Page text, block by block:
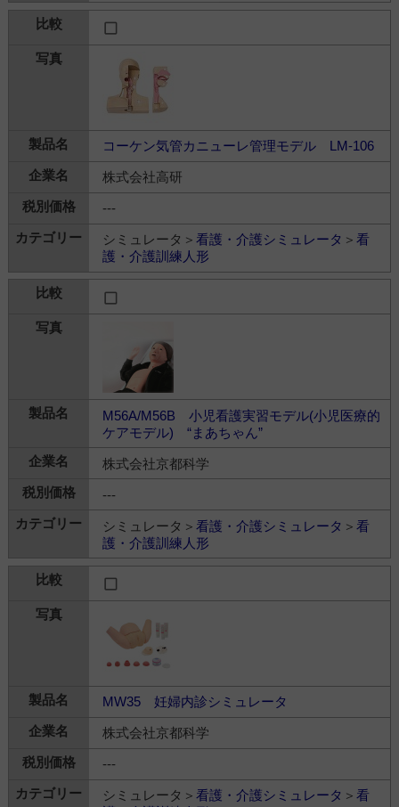
コーケン気管カニューレ管理モデル LM-106
株式会社高研
---
シミュレータ＞ 看護・介護シミュレータ ＞ 看
護・介護訓練人形
M56A/M56B 小児看護実習モデル(小児医療的
ケアモデル) “まあちゃん”
株式会社京都科学
---
シミュレータ＞ 看護・介護シミュレータ ＞ 看
護・介護訓練人形
MW35 妊婦内診シミュレータ
株式会社京都科学
---
シミュレータ＞ 看護・介護シミュレータ ＞ 看